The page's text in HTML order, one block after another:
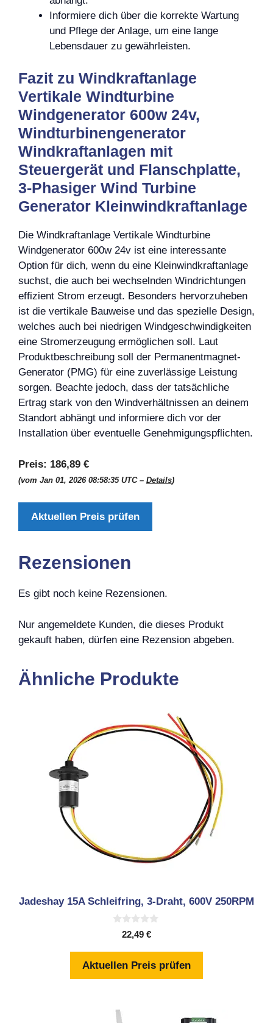
Informiere dich über die korrekte Wartung
und Pflege der Anlage, um eine lange
Lebensdauer zu gewährleisten.
Fazit zu Windkraftanlage
Vertikale Windturbine
Windgenerator 600w 24v,
Windturbinengenerator
Windkraftanlagen mit
Steuergerät und Flanschplatte,
3-Phasiger Wind Turbine
Generator Kleinwindkraftanlage
Die Windkraftanlage Vertikale Windturbine
Windgenerator 600w 24v ist eine interessante
Option für dich, wenn du eine Kleinwindkraftanlage
suchst, die auch bei wechselnden Windrichtungen
effizient Strom erzeugt. Besonders hervorzuheben
ist die vertikale Bauweise und das spezielle Design,
welches auch bei niedrigen Windgeschwindigkeiten
eine Stromerzeugung ermöglichen soll. Laut
Produktbeschreibung soll der Permanentmagnet-
Generator (PMG) für eine zuverlässige Leistung
sorgen. Beachte jedoch, dass der tatsächliche
Ertrag stark von den Windverhältnissen an deinem
Standort abhängt und informiere dich vor der
Installation über eventuelle Genehmigungspflichten.
Preis: 186,89 €
(vom Jan 01, 2026 08:58:35 UTC – Details)
Aktuellen Preis prüfen
Rezensionen
Es gibt noch keine Rezensionen.
Nur angemeldete Kunden, die dieses Produkt
gekauft haben, dürfen eine Rezension abgeben.
Ähnliche Produkte
Jadeshay 15A Schleifring, 3-Draht, 600V 250RPM
5
22,49 €
Aktuellen Preis prüfen